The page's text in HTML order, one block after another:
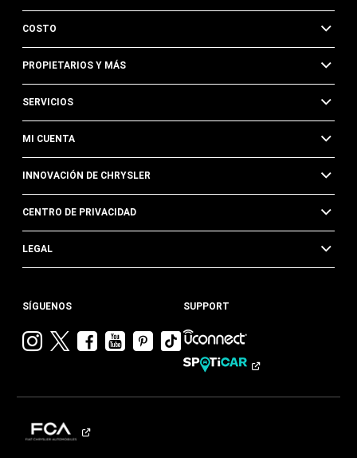
COSTO
PROPIETARIOS Y MÁS
SERVICIOS
MI CUENTA
INNOVACIÓN DE CHRYSLER
CENTRO DE PRIVACIDAD
LEGAL
SÍGUENOS
VisitarVisitarVisitar
Chrysler en
Visitar
Chrysler en
Visitar
Chrysler en
Pinterest
Visita
Chrysler
Tik
SUPPORT